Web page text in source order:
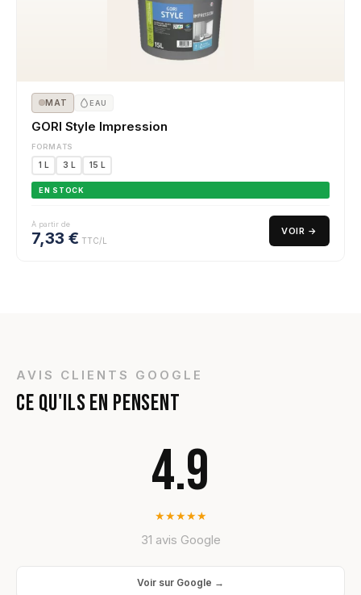
MAT EAU
GORI Style Impression
FORMATS
1 L 3 L 15 L
EN STOCK
À partir de
7,33 € TTC/L
VOIR →
AVIS CLIENTS GOOGLE
CE QU'ILS EN PENSENT
4.9
★★★★★
31 avis Google
Voir sur Google →